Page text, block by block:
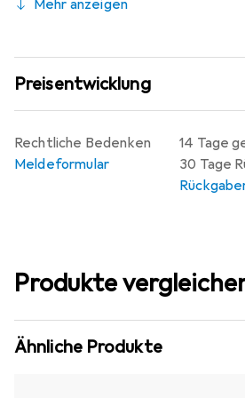
Mehr anzeigen
Preisentwicklung
14 Tage
30 Tage
Rechtliche Bedenken
Meldeformular
Produkte
Ähnliche Produkte